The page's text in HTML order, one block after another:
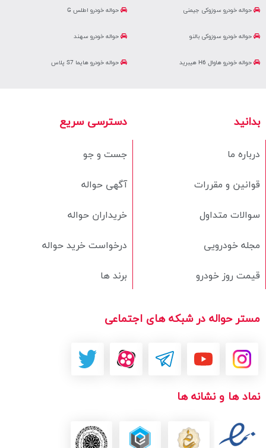
حواله خودرو اطلس G حواله خودرو سوزوکی جیمنی
حواله خودرو سهند حواله خودرو سوزوکی بالنو
حواله خودرو هایما S7 پلاس حواله خودرو هاوال H6 هیبرید
دسترسی سریع
جست و جو
آگهی حواله
خریداران حواله
درخواست خرید حواله
برند ها
بدانید
درباره ما
قوانین و مقررات
سوالات متداول
مجله خودرویی
قیمت روز خودرو
مستر حواله در شبکه های اجتماعی
نماد ها و نشانه ها